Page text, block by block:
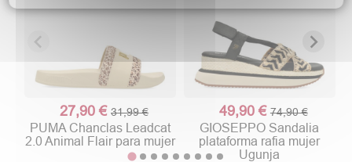
27,90 €31,99 €
PUMA Chanclas Leadcat
2.0 Animal Flair para mujer
49,90 € 74,90 €
GIOSEPPO Sandalia
plataforma rafia mujer
Ugunja